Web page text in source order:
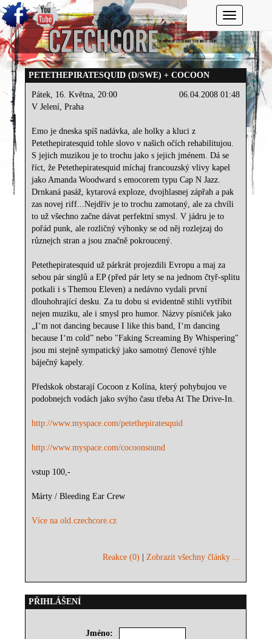
Toggle
PETETHEPIRATESQUID (D/SWE) + COCOON
06.04.2008 01:48
Pátek, 16. Května, 20:00
V Jelení, Praha
Emo je dneska spíš nadávka, ale holky a kluci z
Petethepiratesquid tohle slovo v našich očích rehabilitujou.
S jejich muzikou je to trochu jako s jejich jménem. Dá se
říct, že Petethepiratesquid míchaj francouzský vlivy kapel
jako Amanda Woodward s emocorem typu Cap N Jazz.
Drnkaná pasáž, kytarová exploze, dvojhlasnej zápřah a pak
zas novej riff...Nejdřív je to trochu zamotaný, ale za chvíli
to už všechno začne dávat perfektní smysl. V jádru je to
pořád punk, ale rozličný výhonky se od něj rozlejzaj do
různejch stran a jsou značně pokroucený.
Petethepiratesquid už párkrát projezdili Evropu a maj za
sebou pár singlů a EP (před pár lety se na jednom čtyř-splitu
potkali i s Themou Eleven) a nedávno vydali první
dlouhohrající desku. Za tu dobu si evidentně stihli vytříbit
nejen muziku, ale i smysl pro humor. Názvy písniček jako
„I‘m not dancing because I like this band, I‘m dancing
because I‘m cold” nebo "Faking Screaming By Whispering"
jsou mi stejně sympatický jako samotný členové týhle
báječný kapely.
Předskok obstarají Cocoon z Kolína, který pohybujou ve
podobnejch vodách jako svýho času třeba At The Drive-In.
http://www.myspace.com/petethepiratesquid
http://www.myspace.com/cocoonsound
vstup 100,-
Márty / Bleeding Ear Crew
Více na old.czechcore.cz
Reakce (0) |Zobrazit všechny články ...
PŘIHLÁŠENÍ
Jméno: